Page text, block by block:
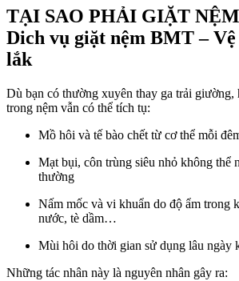
TẠI SAO PHẢI GIẶT
Dich vụ giặt nệm BMT –
lắk
Dù bạn có thường xuyên thay ga trải giường,
trong nệm vẫn có thể tích tụ:
Mồ hôi và tế bào chết từ cơ thể mỗi
Mạt bụi, côn trùng siêu nhỏ không thể
thường
Nấm mốc và vi khuẩn do độ ẩm trong
nước, tè dầm…
Mùi hôi do thời gian sử dụng lâu ngày
Những tác nhân này là nguyên nhân gây ra: